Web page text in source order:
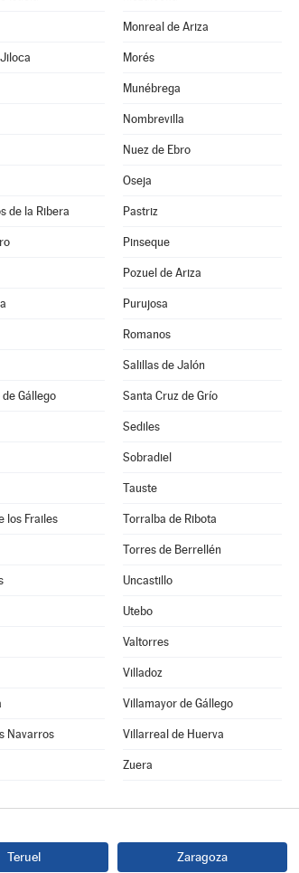
Monreal de Ariza
Morés
Munébrega
Nombrevilla
Nuez de Ebro
Oseja
de la Ribera Pastriz
Pinseque
Pozuel de Ariza
Purujosa
Romanos
Salillas de Jalón
Gállego Santa Cruz de Grío
Sediles
Sobradiel
Tauste
los Frailes Torralba de Ribota
Torres de Berrellén
Uncastillo
Utebo
Valtorres
Villadoz
Villamayor de Gállego
Navarros Villarreal de Huerva
Zuera
Teruel Zaragoza